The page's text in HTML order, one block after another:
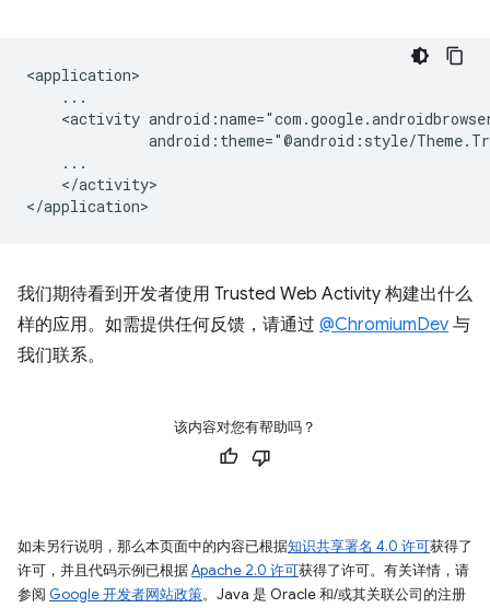
<activity
</activity>
我们期待看到开发者使用 Trusted Web Activity 构建出什么
样的应用。如需提供任何反馈，请通过 @ChromiumDev 与
我们联系。
该内容对您有帮助吗？
如未另行说明，那么本页面中的内容已根据知识共享署名 4.0 许可获得了
许可，并且代码示例已根据Apache 2.0 许可获得了许可。有关详情，请
参阅 Google 开发者网站政策。Java 是 Oracle 和/或其关联公司的注册